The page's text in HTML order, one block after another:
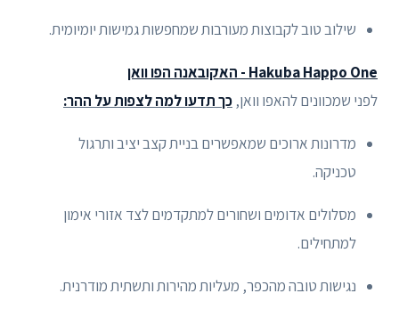
שילוב טוב לקבוצות מעורבות שמחפשות גמישות יומיומית.
Hakuba Happo One - האקובאנה הפו וואן
לפני שמכוונים להאפו וואן, כך תדעו למה לצפות על ההר:
מדרונות ארוכים שמאפשרים בניית קצב יציב ותרגול
טכניקה.
מסלולים אדומים ושחורים למתקדמים לצד אזורי אימון
למתחילים.
נגישות טובה מהכפר, מעליות מהירות ותשתית מודרנית.